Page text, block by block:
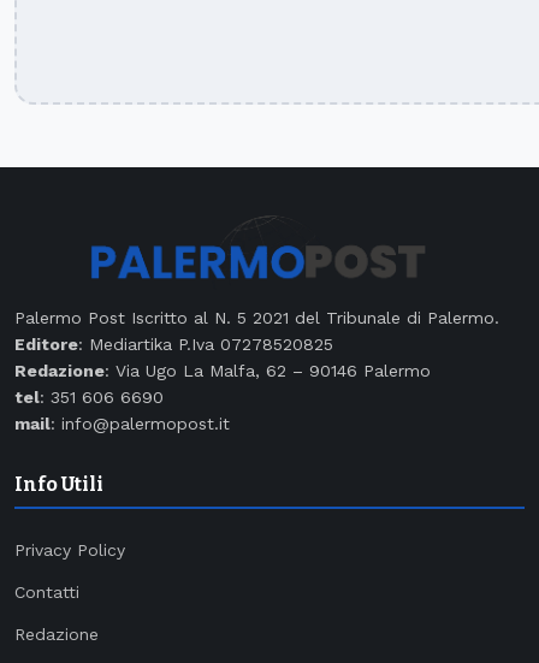
Palermo Post Iscritto al N. 5 2021 del Tribunale di Palermo.
Editore: Mediartika P.Iva 07278520825
Redazione: Via Ugo La Malfa, 62 – 90146 Palermo
tel: 351 606 6690
mail: info@palermopost.it
Info Utili
Privacy Policy
Contatti
Redazione